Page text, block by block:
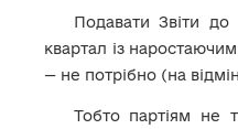
Подавати Звіти до
квартал із
— не потрібно (на
Тобто партіям не